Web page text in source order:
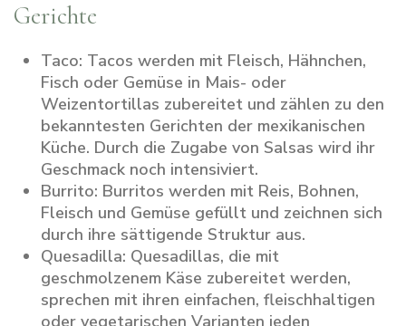
Gerichte
Taco: Tacos werden mit Fleisch, Hähnchen,
Fisch oder Gemüse in Mais- oder
Weizentortillas zubereitet und zählen zu den
bekanntesten Gerichten der mexikanischen
Küche. Durch die Zugabe von Salsas wird ihr
Geschmack noch intensiviert.
Burrito: Burritos werden mit Reis, Bohnen,
Fleisch und Gemüse gefüllt und zeichnen sich
durch ihre sättigende Struktur aus.
Quesadilla: Quesadillas, die mit
geschmolzenem Käse zubereitet werden,
sprechen mit ihren einfachen, fleischhaltigen
oder vegetarischen Varianten jeden